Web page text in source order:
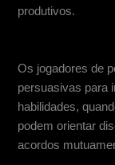
produtivos.
Os jogadores de
persuasivas para
habilidades,
podem orientar
acordos